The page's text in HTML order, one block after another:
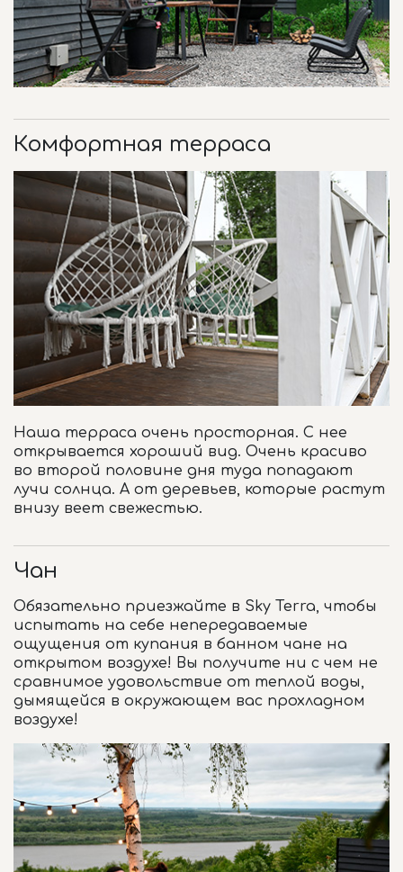
Комфортная терраса
Наша терраса очень просторная. С нее
открывается хороший вид. Очень красиво
во второй половине дня туда попадают
лучи солнца. А от деревьев, которые растут
внизу веет свежестью.
Чан
Обязательно приезжайте в Sky Terra, чтобы
испытать на себе непередаваемые
ощущения от купания в банном чане на
открытом воздухе! Вы получите ни с чем не
сравнимое удовольствие от теплой воды,
дымящейся в​ окружающем вас прохладном
воздухе!